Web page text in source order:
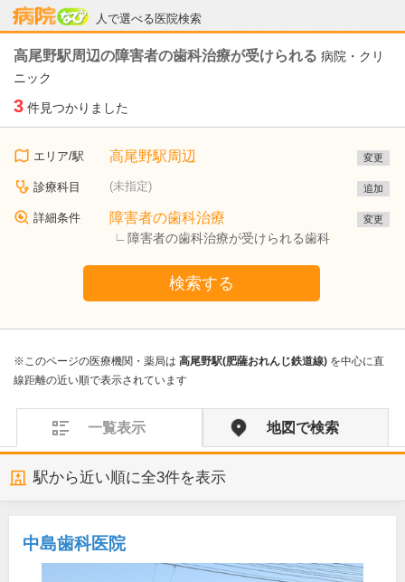
人で選べる医院検索
病院なび
高尾野駅周辺の障害者の歯科治療が受けられる 病院・クリ
ニック
3 件見つかりました
エリア/駅 高尾野駅周辺 変更
診療科目 (未指定) 追加
詳細条件 障害者の歯科治療
障害者の歯科治療が受けられる歯科
変更
検索する
※このページの医療機関・薬局は 高尾野駅(肥薩おれんじ鉄道線) を中心に直
線距離の近い順で表示されています
一覧表示 地図で検索
駅から近い順に全3件を表示
中島歯科医院